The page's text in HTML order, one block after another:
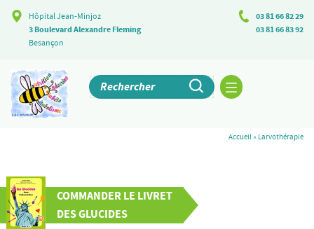
Hôpital Jean-Minjoz
3 Boulevard Alexandre Fleming
Besançon
03 81 66 82 29
03 81 66 83 92
Accueil» Larvothérapie
COMMANDER LE LIVRET
DES GLUCIDES